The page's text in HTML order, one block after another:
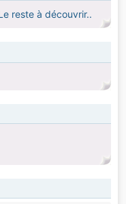
reste à découvrir..